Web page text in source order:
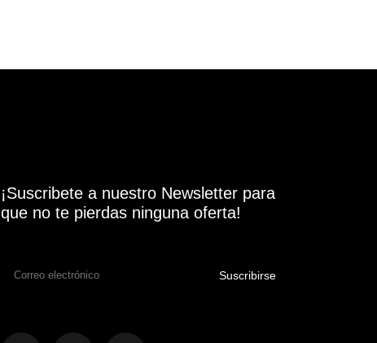
¡Suscribete a nuestro Newsletter para
que no te pierdas ninguna oferta!
Suscribirse